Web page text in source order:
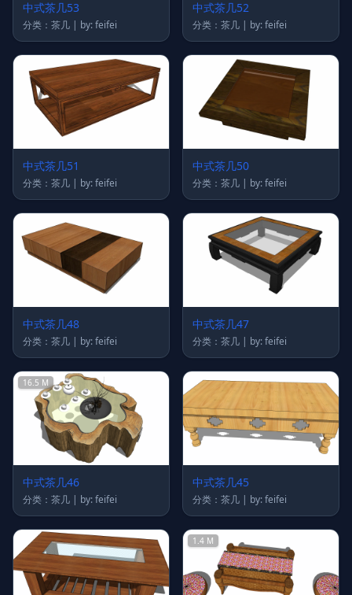
中式茶几53
分类：茶几 | by: feifei
中式茶几52
分类：茶几 | by: feifei
中式茶几51
分类：茶几 | by: feifei
中式茶几50
分类：茶几 | by: feifei
中式茶几48
分类：茶几 | by: feifei
中式茶几47
分类：茶几 | by: feifei
16.5 M
中式茶几46
分类：茶几 | by: feifei
中式茶几45
分类：茶几 | by: feifei
1.4 M